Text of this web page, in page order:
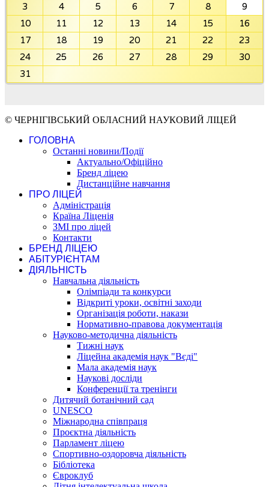
3
4 5 6 7 8
9
10
11 12 13 14 15
16
17
18 19 20 21 22
23
24
25 26 27 28 29
30
31
© ЧЕРНІГІВСЬКИЙ ОБЛАСНИЙ НАУКОВИЙ ЛІЦЕЙ
ГОЛОВНА
Останні новини/Події
Актуально/Офіційно
Бренд ліцею
Дистанційне навчання
ПРО ЛІЦЕЙ
Адміністрація
Країна Ліценія
ЗМІ про ліцей
Контакти
БРЕНД ЛІЦЕЮ
АБІТУРІЄНТАМ
ДІЯЛЬНІСТЬ
Навчальна діяльність
Олімпіади та конкурси
Відкриті уроки, освітні заходи
Організація роботи, накази
Нормативно-правова документація
Науково-методична діяльність
Тижні наук
Ліцейна академія наук "Вєді"
Мала академія наук
Наукові досліди
Конференції та тренінги
Дитячий ботанічний сад
UNESCO
Міжнародна співпраця
Проєктна діяльність
Парламент ліцею
Спортивно-оздоровча діяльність
Бібліотека
Євроклуб